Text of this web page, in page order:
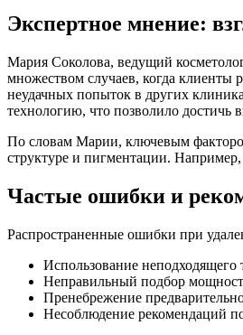
Экспертное мнение:
Мария Соколова, ведущий
множеством случаев, когда клиенты
неудачных попыток в других
технологию, что позволило достичь
По словам Марии, ключевым
структуре и пигментации.
Частые ошибки и
Распространенные ошибки при
Использование неподходящего
Неправильный подбор
Пренебрежение
Несоблюдение рекомендаций